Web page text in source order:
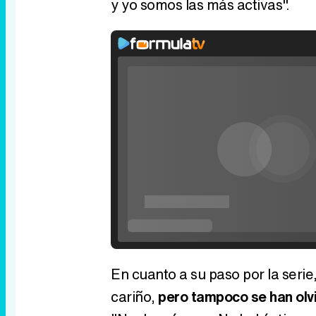
y yo somos las más activas".
Pause
Seek
back
20
Seek
forward
30
Unmute
En cuanto a su paso por la
cariño, pero tampoco se han